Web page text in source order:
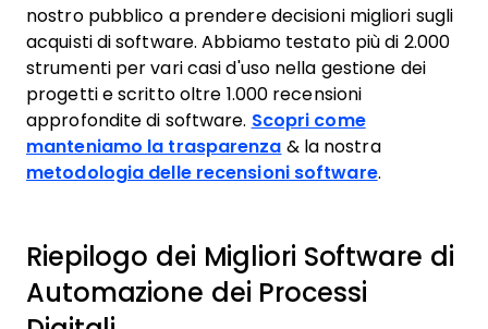
nostro pubblico a prendere decisioni migliori sugli
acquisti di software. Abbiamo testato più di 2.000
strumenti per vari casi d'uso nella gestione dei
progetti e scritto oltre 1.000 recensioni
approfondite di software. Scopri come
manteniamo la trasparenza & la nostra
metodologia delle recensioni software.
Riepilogo dei Migliori Software di
Automazione dei Processi